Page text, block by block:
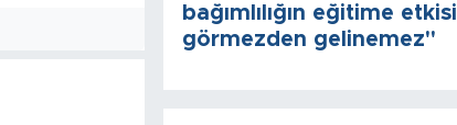
bağımlılığın eğitime etkisi
görmezden gelinemez"